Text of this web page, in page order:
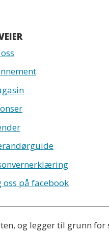
oss på facebook
og legger til grunn